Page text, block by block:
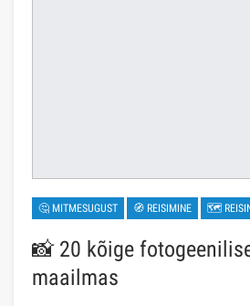
🤔 MITMESUGUST 🧭 REISIMINE 🗺
📸 20 kõige
maailmas